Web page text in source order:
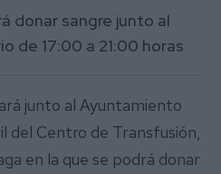
donar sangre junto al
de 17:00 a 21:00 horas
junto al Ayuntamiento
del Centro de Transfusión,
en la que se podrá donar